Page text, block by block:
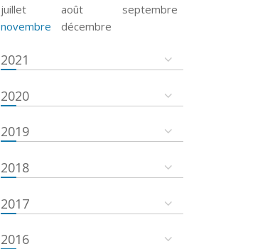
juillet
août
septembre
novembre
décembre
2021
2020
2019
2018
2017
2016